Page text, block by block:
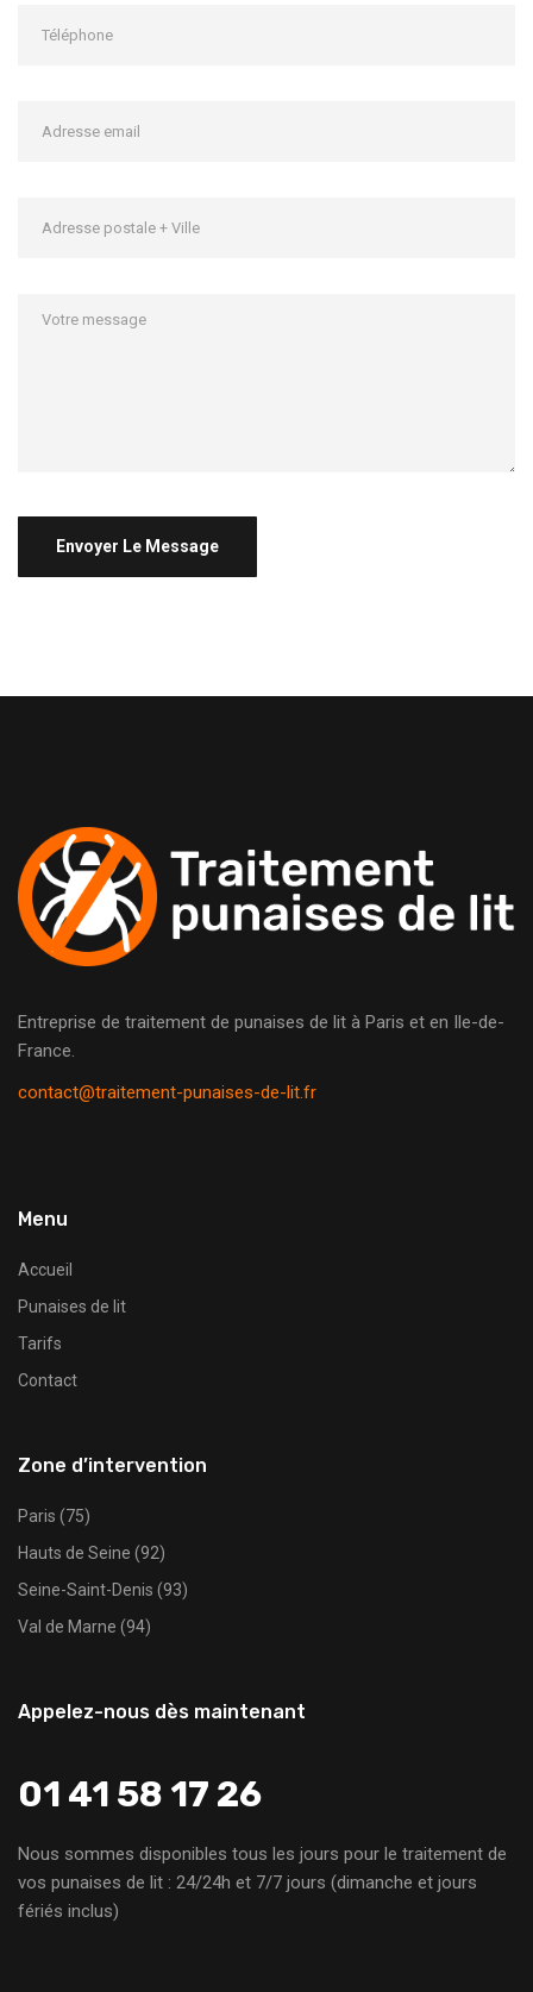
Entreprise de traitement de punaises de lit à Paris et en Ile-de-
France.
contact@traitement-punaises-de-lit.fr
Menu
Accueil
Punaises de lit
Tarifs
Contact
Zone d’intervention
Paris (75)
Hauts de Seine (92)
Seine-Saint-Denis (93)
Val de Marne (94)
Appelez-nous dès maintenant
01 41 58 17 26
Nous sommes disponibles tous les jours pour le traitement de
vos punaises de lit : 24/24h et 7/7 jours (dimanche et jours
fériés inclus)